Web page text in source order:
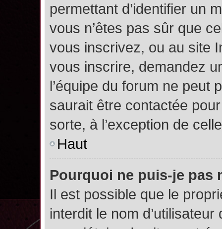
permettant d’identifier un
vous n’êtes pas sûr que
vous inscrivez, ou au site
vous inscrire, demandez
l’équipe du forum ne peut
saurait être contactée
sorte, à l’exception de
Haut
Pourquoi ne puis-je pas
Il est possible que le
interdit le nom